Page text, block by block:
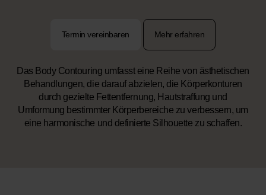
Termin vereinbaren Mehr erfahren
Das Body Contouring umfasst eine Reihe von ästhetischen
Behandlungen, die darauf abzielen, die Körperkonturen
durch gezielte Fettentfernung, Hautstraffung und
Umformung bestimmter Körperbereiche zu verbessern, um
eine harmonische und definierte Silhouette zu schaffen.